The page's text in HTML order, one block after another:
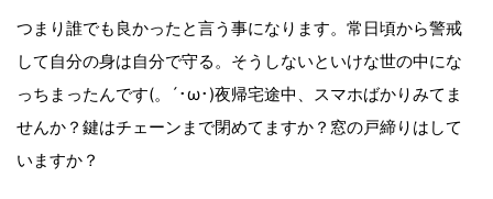
つまり誰でも良かったと言う事になります。常日頃から警戒
して自分の身は自分で守る。そうしないといけな世の中にな
っちまったんです(。´･ω･)夜帰宅途中、スマホばかりみてま
せんか？鍵はチェーンまで閉めてますか？窓の戸締りはして
いますか？